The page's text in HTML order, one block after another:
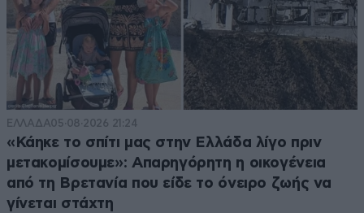
ΕΛΛΑΔΑ05·08·2026 21:24
«Κάηκε το σπίτι μας στην Ελλάδα λίγο πριν
μετακομίσουμε»: Απαρηγόρητη η οικογένεια
από τη Βρετανία που είδε το όνειρο ζωής να
γίνεται στάχτη